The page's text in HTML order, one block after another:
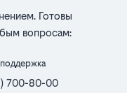
Готовы
вопросам:
700-80-00